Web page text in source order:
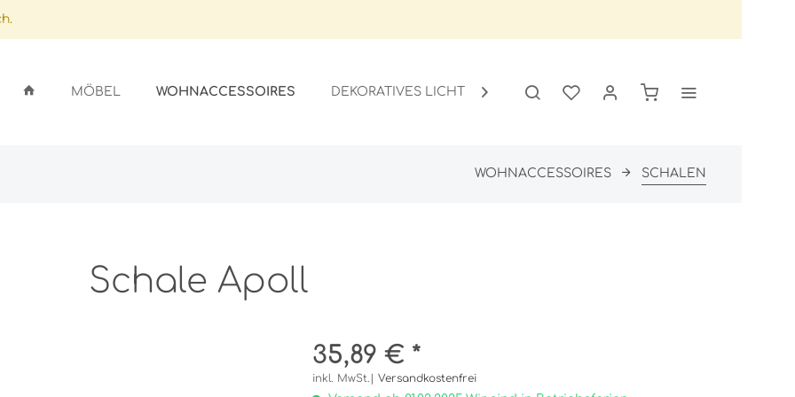
MÖBEL DEKORATIVES LICHT GARTEN SALE

WOHNACCESSOIRES SCHALEN
Schale Apoll
35,89 € *
inkl. MwSt.| Versandkostenfrei